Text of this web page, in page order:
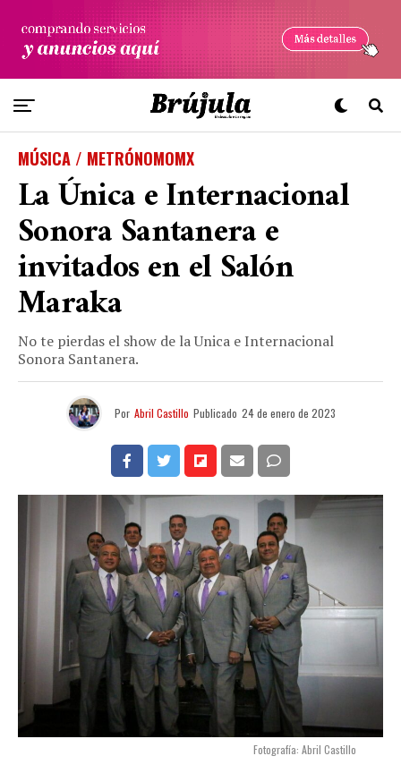
MÚSICA / METRÓNOMOMX
La Única e Internacional
Sonora Santanera e
invitados en el Salón
Maraka
No te pierdas el show de la Unica e Internacional
Sonora Santanera.
Por Abril Castillo Publicado 24 de enero de 2023
Fotografía: Abril Castillo